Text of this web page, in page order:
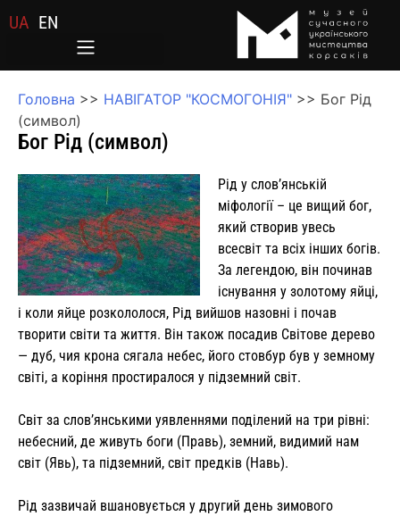
UA EN
Головна >> НАВІГАТОР "КОСМОГОНІЯ" >> Бог Рід
(символ)
Бог Рід (символ)
Рід у слов’янській
міфології – це вищий бог,
який створив увесь
всесвіт та всіх інших богів.
За легендою, він починав
існування у золотому яйці,
і коли яйце розкололося, Рід вийшов назовні і почав
творити світи та життя. Він також посадив Світове дерево
— дуб, чия крона сягала небес, його стовбур був у земному
світі, а коріння простиралося у підземний світ.
Світ за слов’янськими уявленнями поділений на три рівні:
небесний, де живуть боги (Правь), земний, видимий нам
світ (Явь), та підземний, світ предків (Навь).
Рід зазвичай вшановується у другий день зимового